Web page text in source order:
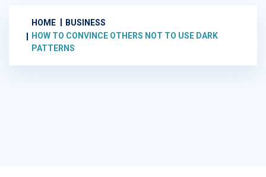
HOME
BUSINESS
HOW TO CONVINCE OTHERS NOT TO USE DARK
PATTERNS